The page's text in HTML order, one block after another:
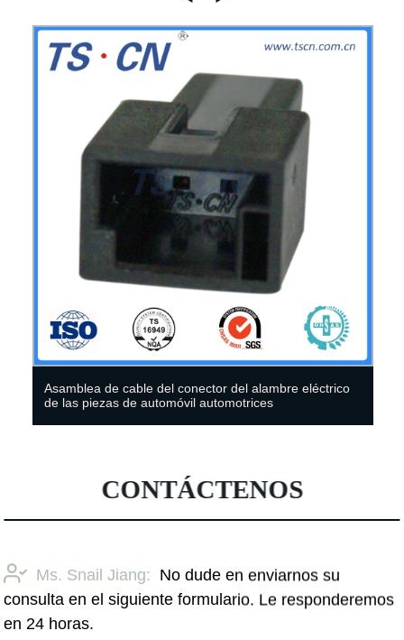
Conector de enchufe de pin de enchufe de terminal de
ensamblaje de cable de alambre automático
CONTÁCTENOS
Ms. Snail Jiang: No dude en enviarnos su
consulta en el siguiente formulario. Le responderemos
en 24 horas.